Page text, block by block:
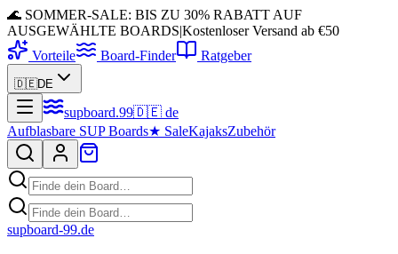
🌊 SOMMER-SALE: BIS ZU 30% RABATT AUF
AUSGEWÄHLTE BOARDS|Kostenloser Versand ab €50
Vorteile
Board-Finder Ratgeber
🇩🇪DE
supboard.99🇩🇪 de
Aufblasbare SUP Boards★ SaleKajaksZubehör
supboard-99.de